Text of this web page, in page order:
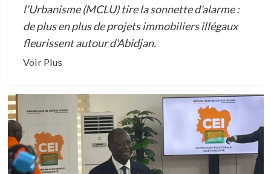
l'Urbanisme (MCLU) tire la sonnette d'alarme :
de plus en plus de projets immobiliers illégaux
fleurissent autour d'Abidjan.
Voir PlusEn
plus
sur
IMMOBILIER
A
ABIDJAN
: